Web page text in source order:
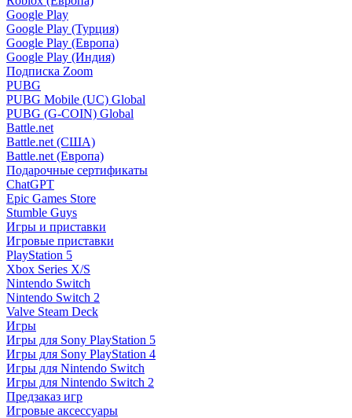
Google Play
Google Play (Турция)
Google Play (Европа)
Google Play (Индия)
Подписка Zoom
PUBG
PUBG Mobile (UC) Global
PUBG (G-COIN) Global
Battle.net
Battle.net (США)
Battle.net (Европа)
Подарочные сертификаты
ChatGPT
Epic Games Store
Stumble Guys
Игры и приставки
Игровые приставки
PlayStation 5
Xbox Series X/S
Nintendo Switch
Nintendo Switch 2
Valve Steam Deck
Игры
Игры для Sony PlayStation 5
Игры для Sony PlayStation 4
Игры для Nintendo Switch
Игры для Nintendo Switch 2
Предзаказ игр
Игровые аксессуары